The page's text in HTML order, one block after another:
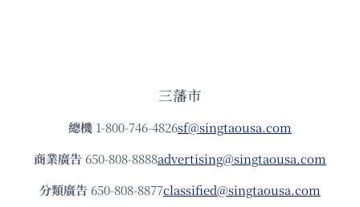
三藩市
總機 1-800-746-4826sf@singtaousa.com
商業廣告 650-808-8888advertising@singtaousa.com
分類廣告 650-808-8877classified@singtaousa.com